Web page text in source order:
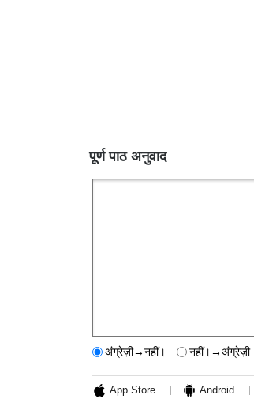
पूर्ण पाठ अनुवाद
अंग्रेज़ी→नहीं। नहीं।→अंग्रेज़ी
App Store Android